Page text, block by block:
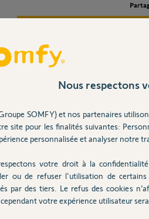
l'integralité de votre Tahoma sur la
mois
Nous respectons
SOMFY) et nos partenaires
site pour les finalités suivantes:
personnalisée et analyser notre
votre droit à la
ou de refuser l'utilisation de
par des tiers. Le refus des cookies
votre expérience utilisateur